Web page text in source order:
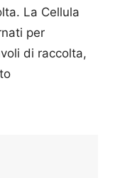
La Cellula
per
di raccolta,